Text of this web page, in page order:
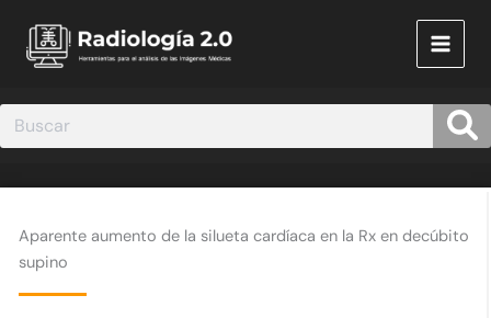
contenido
Aparente aumento de la silueta cardíaca en la Rx en decúbito
supino